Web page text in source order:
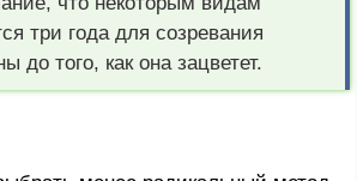
три года для созревания
до того, как она зацветет.